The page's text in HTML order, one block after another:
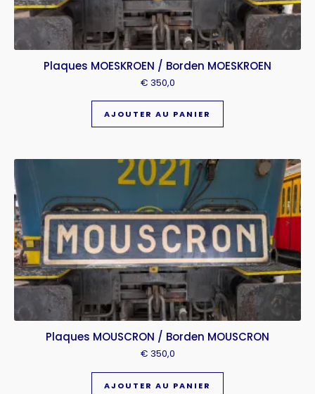
Plaques MOESKROEN / Borden MOESKROEN
€ 350,0
AJOUTER AU PANIER
Plaques MOUSCRON / Borden MOUSCRON
€ 350,0
AJOUTER AU PANIER